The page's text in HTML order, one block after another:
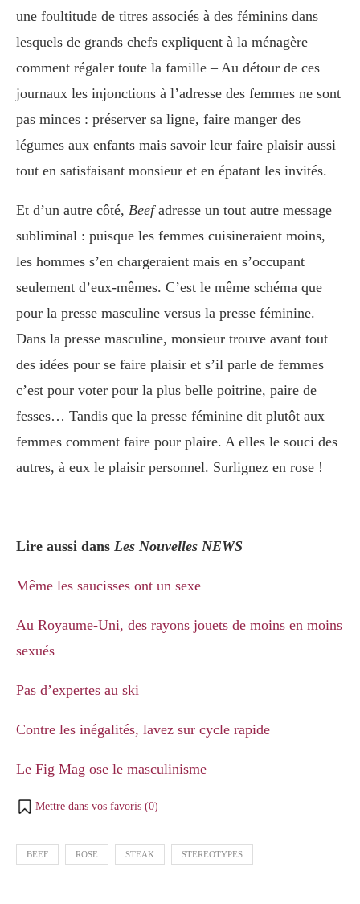
une foultitude de titres associés à des féminins dans
lesquels de grands chefs expliquent à la ménagère
comment régaler toute la famille – Au détour de ces
journaux les injonctions à l’adresse des femmes ne sont
pas minces : préserver sa ligne, faire manger des
légumes aux enfants mais savoir leur faire plaisir aussi
tout en satisfaisant monsieur et en épatant les invités.
Et d’un autre côté, Beefadresse un tout autre message
subliminal : puisque les femmes cuisineraient moins,
les hommes s’en chargeraient mais en s’occupant
seulement d’eux-mêmes. C’est le même schéma que
pour la presse masculine versus la presse féminine.
Dans la presse masculine, monsieur trouve avant tout
des idées pour se faire plaisir et s’il parle de femmes
c’est pour voter pour la plus belle poitrine, paire de
fesses… Tandis que la presse féminine dit plutôt aux
femmes comment faire pour plaire. A elles le souci des
autres, à eux le plaisir personnel. Surlignez en rose !
Lire aussi dans Les Nouvelles NEWS
Même les saucisses ont un sexe
Au Royaume-Uni, des rayons jouets de moins en moins
sexués
Pas d’expertes au ski
Contre les inégalités, lavez sur cycle rapide
Le Fig Mag ose le masculinisme
Mettre dans vos favoris (0)
BEEF ROSE STEAK STEREOTYPES